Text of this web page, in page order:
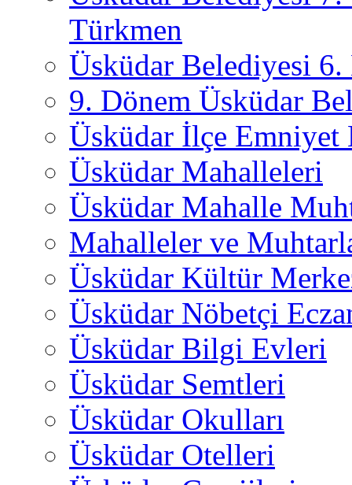
Türkmen
Üsküdar Belediyesi 6.
9. Dönem Üsküdar
Üsküdar İlçe
Üsküdar Mahalleleri
Üsküdar Mahalle
Mahalleler ve
Üsküdar Kültür
Üsküdar Nöbetçi
Üsküdar Bilgi Evleri
Üsküdar Semtleri
Üsküdar Okulları
Üsküdar Otelleri